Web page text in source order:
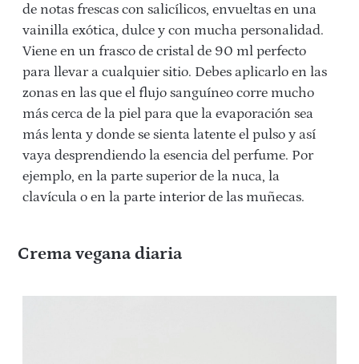
de notas frescas con salicílicos, envueltas en una
vainilla exótica, dulce y con mucha personalidad.
Viene en un frasco de cristal de 90 ml perfecto
para llevar a cualquier sitio. Debes aplicarlo en las
zonas en las que el flujo sanguíneo corre mucho
más cerca de la piel para que la evaporación sea
más lenta y donde se sienta latente el pulso y así
vaya desprendiendo la esencia del perfume. Por
ejemplo, en la parte superior de la nuca, la
clavícula o en la parte interior de las muñecas.
Crema vegana diaria